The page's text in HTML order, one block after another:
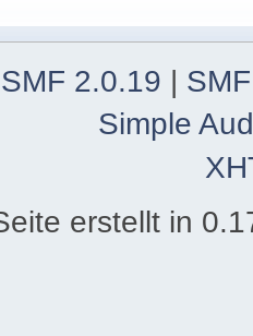
SMF 2.0.19 |
Simple
erstellt in